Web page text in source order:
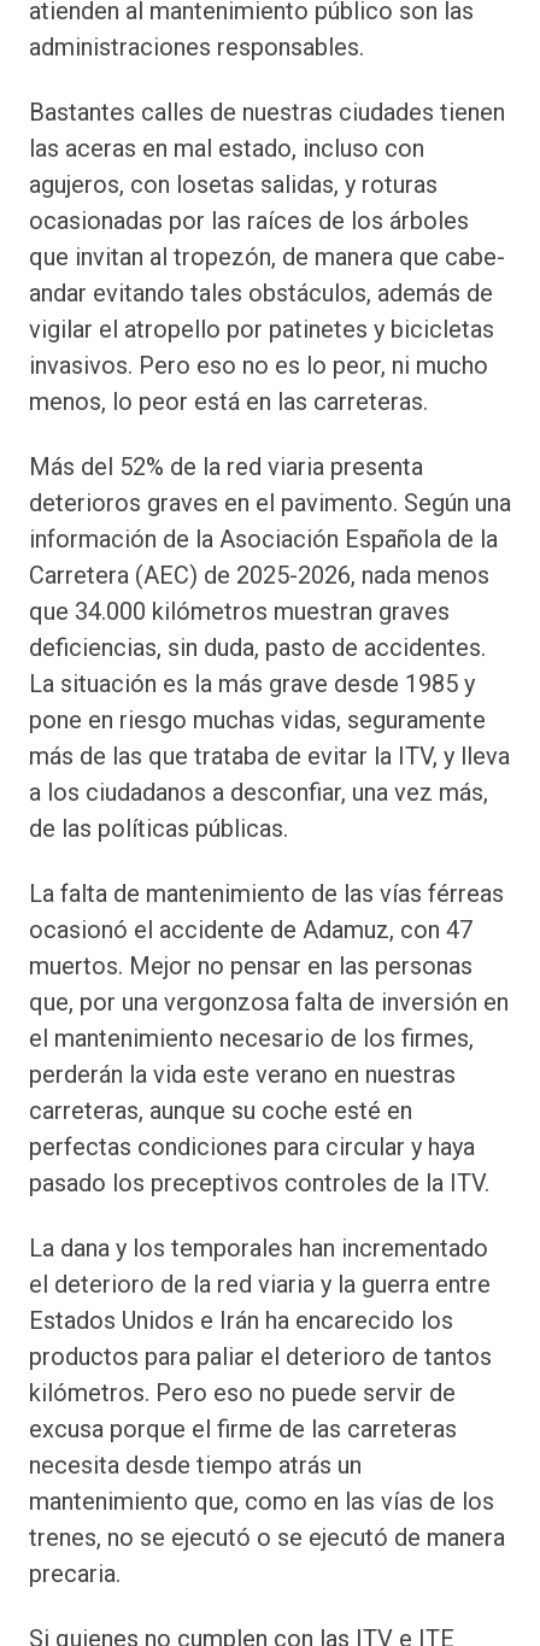
atienden al mantenimiento público son las
administraciones res­ponsables.
Bastantes calles de nuestras ciudades tienen
las aceras en mal estado, incluso con
agujeros, con losetas salidas, y roturas
ocasionadas por las raíces de los árboles
que invitan al tropezón, de manera que cabe­
andar evitando tales obstáculos, además­ de
vigilar el atropello por patinetes y bicicletas
invasivos. Pero eso no es lo peor, ni mucho
menos, lo peor está en las carreteras.
Más del 52% de la red viaria presenta
deterioros graves en el pavimento. Según una
información de la Asociación Española de la
Carretera (AEC) de 2025-2026, nada menos
que 34.000 kilómetros muestran graves
deficiencias, sin duda, pasto de accidentes.
La situación es la más grave desde 1985 y
pone en riesgo muchas vidas, seguramente
más de las que trataba de evitar la ITV, y lleva
a los ciudadanos a desconfiar, una vez más,
de las políticas públicas.
La falta de mantenimiento de las vías férreas
ocasionó el accidente de Adamuz, con 47
muertos. Mejor no pensar en las personas
que, por una vergonzosa falta de inversión en
el mantenimiento necesario de los firmes,
perderán la vida este verano en nuestras
carreteras, aunque su coche esté en
perfectas condiciones para circular y haya
pasado los preceptivos controles de la ITV.
La dana y los temporales han incrementado
el deterioro de la red viaria y la guerra entre
Estados Unidos e Irán ha encarecido los
productos para paliar el deterioro de tantos
kilómetros. Pero eso no puede servir de
excusa porque el firme de las carreteras
necesita desde tiempo atrás un
mantenimiento que, como en las vías de los
trenes, no se ejecutó o se ejecutó de manera
precaria.
Si quienes no cumplen con las ITV e ITE